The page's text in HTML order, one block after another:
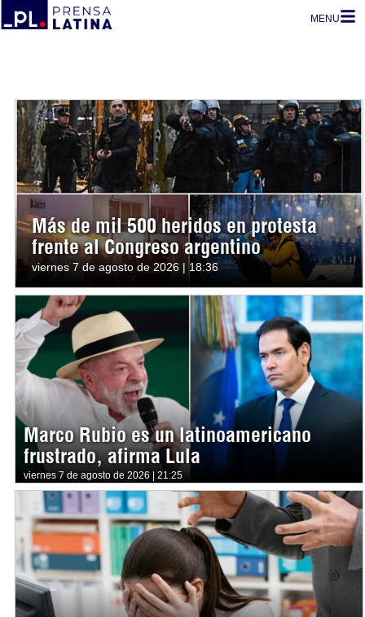
MENU
Más de mil 500 heridos en protesta
frente al Congreso argentino
viernes 7 de agosto de 2026 | 18:36
Marco Rubio es un latinoamericano
frustrado, afirma Lula
viernes 7 de agosto de 2026 | 21:25